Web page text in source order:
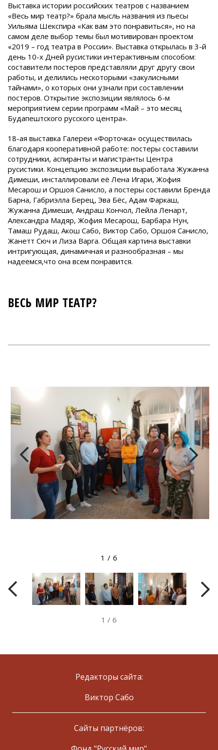
Выставка истории российских театров с названием
«Весь мир театр?» брала мысль названия из пьесы
Уильяма Шекспира «Как вам это понравиться», но на
самом деле выбор темы был мотивирован проектом
«2019 – год театра в России». Выставка открылась в 3-й
день 10-х Дней русистики интерактивным способом:
составители постеров представляли друг другу свои
работы, и делились нескоторыми «закулисными
тайнами», о которых они узнали при составлении
постеров. Открытие экспозиции являлось 6-м
мероприятием серии программ «Май – это месяц
Будапештского русского центра».
18-ая выставка Галереи «Форточка» осуществилась
благодаря кооперативной работе: постеры составили
сотрудники, аспиранты и магистранты Центра
русистики. Концепцию экспозиции выработала Жужанна
Димеши, инсталлировали её Лена Игари, Жофия
Месарош и Оршоя Санисло, а постеры составили Бренда
Барна, Габриэлла Берец, Эва Бёс, Адам Фаркаш,
Жужанна Димеши, Андраш Кончол, Лейла Ленарт,
Александра Мадяр, Жофия Месарош, Барбара Нун,
Тамаш Рудаш, Акош Сабо, Виктор Сабо, Оршоя Санисло,
Жанетт Сюч и Лиза Варга. Общая картина выставки
интригующая, динамичная и разнообразная – мы
надеемся,что она всем понравится.
ВЕСЬ МИР ТЕАТР?
1 / 6
1 / 6
Редакторы сайта:
Виктор Сабо
Сайты партнёров: